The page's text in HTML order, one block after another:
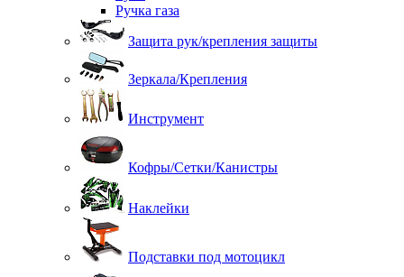
Ручка газа
Защита рук/крепления защиты
Зеркала/Крепления
Инструмент
Кофры/Сетки/Канистры
Наклейки
Подставки под мотоцикл